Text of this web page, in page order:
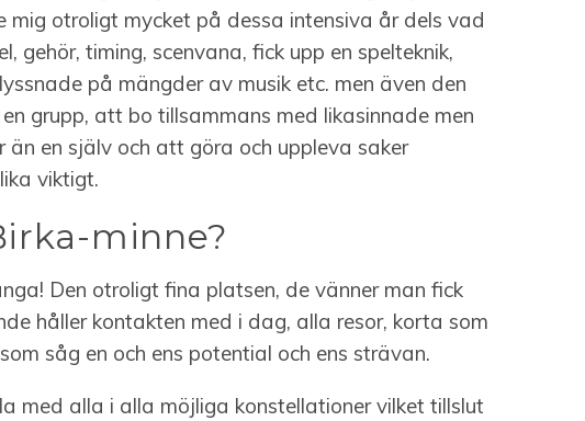
mig otroligt mycket på dessa intensiva år dels vad
gehör, timing, scenvana, fick upp en spelteknik,
på mängder av musik etc. men även den
grupp, att bo tillsammans med likasinnade men
än en själv och att göra och uppleva saker
viktigt.
minne?
Den otroligt fina platsen, de vänner man fick
håller kontakten med i dag, alla resor, korta som
såg en och ens potential och ens strävan.
med alla i alla möjliga konstellationer vilket tillslut